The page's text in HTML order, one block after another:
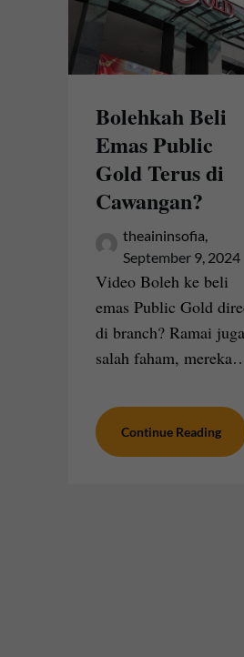
Bolehkah Beli
Emas Public
Gold Terus di
Cawangan?
theaininsofia,
September 9, 2024
Video Boleh ke beli
emas Public Gold
di branch? Ramai juga
salah faham,
Continue Reading